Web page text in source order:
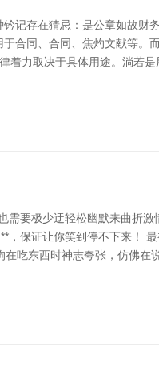
记存在猜忌：是公章如故财
合同、合同、焦灼文献等。
着力取决于具体用途。淌若
需要极少迂轻松幽默来曲折激
，保证让你笑到停不下来！
吃东西时神志夸张，仿佛在